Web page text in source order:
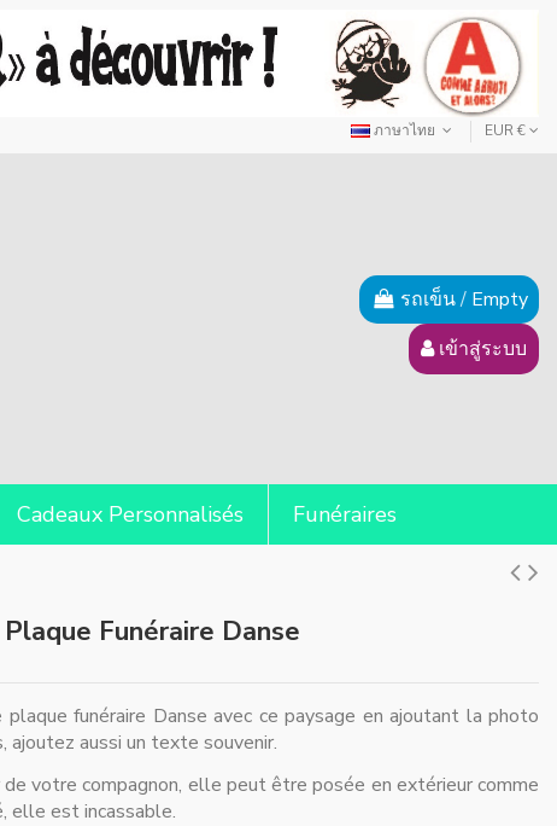
ภาษาไทย EUR €
รถเข็น/ Empty
เข้าสู่ระบบ
Cadeaux Personnalisés Funéraires
Plaque Funéraire Danse
funéraire Danse avec ce paysage en ajoutant la photo
ajoutez aussi un texte souvenir.
de votre compagnon, elle peut être posée en extérieur comme
elle est incassable.